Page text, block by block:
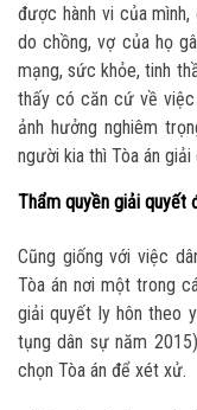
được hành vi của
do chồng, vợ của họ
mạng, sức khỏe, tinh
thấy có căn cứ về việc
ảnh hưởng nghiêm
người kia thì Tòa án
Thẩm quyền giải quyết
Cũng giống với việc
Tòa án nơi một trong
giải quyết ly hôn theo
tụng dân sự năm
chọn Tòa án để xét xử.